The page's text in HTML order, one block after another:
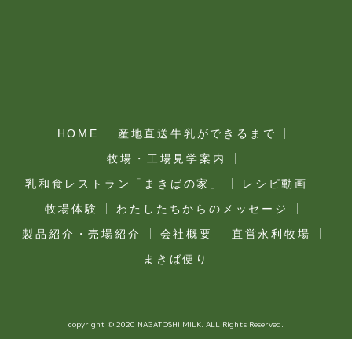
HOME
産地直送牛乳ができるまで
牧場・工場見学案内
乳和食レストラン「まきばの家」
レシピ動画
牧場体験
わたしたちからのメッセージ
製品紹介・売場紹介
会社概要
直営永利牧場
まきば便り
copyright © 2020 NAGATOSHI MILK. ALL Rights Reserved.